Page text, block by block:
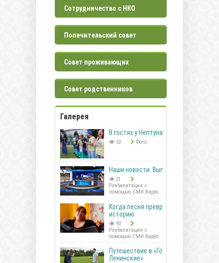
Сотрудничество с НКО
Попечительский совет
Совет проживающих
Совет родственников
Галерея
В гостях у Нептуна
32 Фото
Наши новости. Выпуск 41
21
Реабилитация с
помощью СМИ Видео
Когда песня превращается в
историю
90
Реабилитация с
помощью СМИ Видео
Путешествие в «Горки
Ленинские»